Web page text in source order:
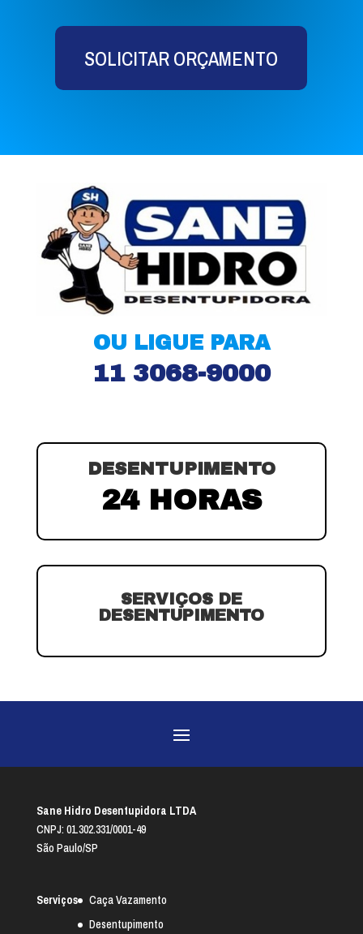
SOLICITAR ORÇAMENTO
OU LIGUE PARA
11 3068-9000
DESENTUPIMENTO
24 HORAS
SERVIÇOS DE
DESENTUPIMENTO
Sane Hidro Desentupidora LTDA
CNPJ: 01.302.331/0001-49
São Paulo/SP
Serviços
Caça Vazamento
Desentupimento